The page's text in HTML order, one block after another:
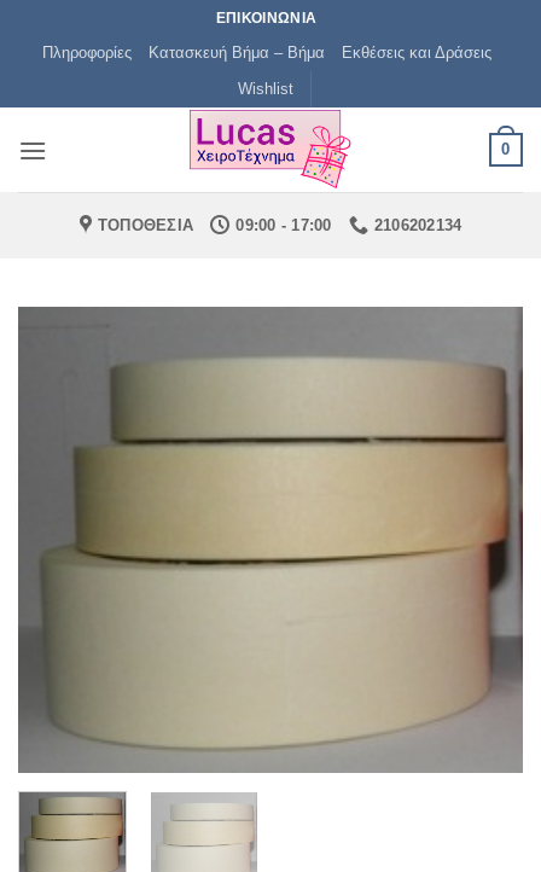
ΕΠΙΚΟΙΝΩΝΙΑ
Πληροφορίες Κατασκευή Βήμα – Βήμα
Εκθέσεις και Δράσεις
Wishlist
0
ΤΟΠΟΘΕΣΙΑ 09:00 - 17:00 2106202134